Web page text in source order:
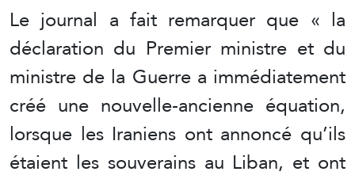
Le journal a fait remarquer que « la
déclaration du Premier ministre et du
ministre de la Guerre a immédiatement
créé une nouvelle-ancienne équation,
lorsque les Iraniens ont annoncé qu’ils
étaient les souverains au Liban, et ont